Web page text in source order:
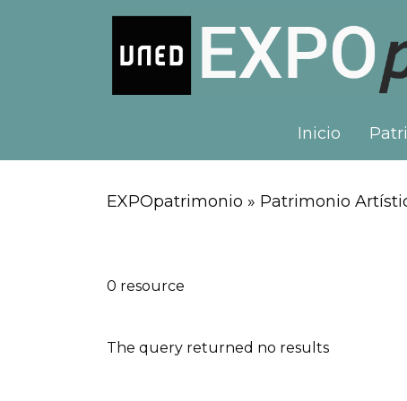
Inicio
EXPOpatrimonio » Patrimonio
0 resource
The query returned no results